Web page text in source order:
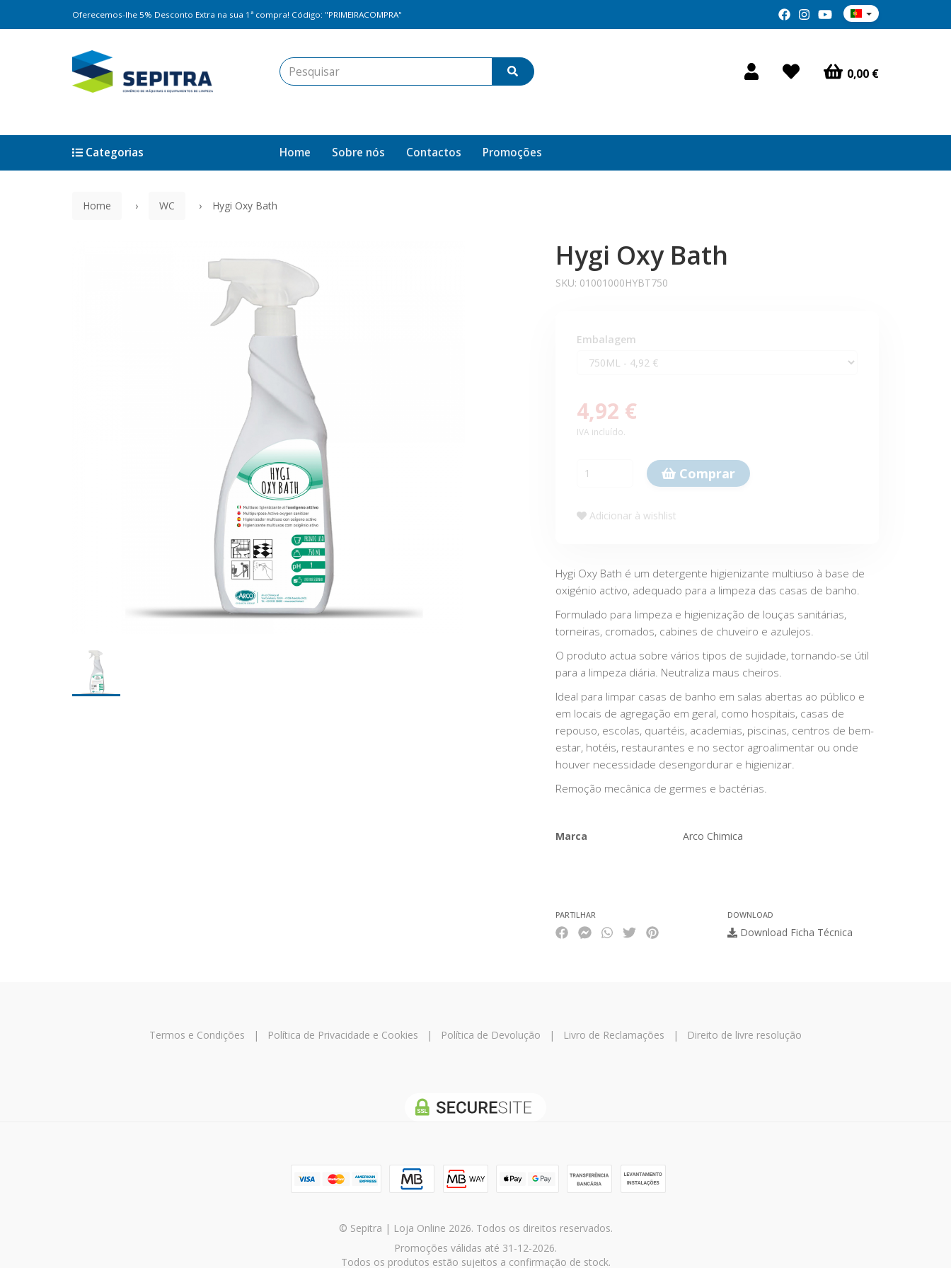
Oferecemos-lhe 5% Desconto Extra na sua 1ª compra! Código: "PRIMEIRACOMPRA"
0,00 €
Home Sobre nós Contactos Promoções
Categorias
Home WC Hygi Oxy Bath
Hygi Oxy Bath
SKU: 01001000HYBT750
Embalagem
4,92 €
IVA incluído.
Comprar
Adicionar à wishlist
Hygi Oxy Bath é um detergente higienizante multiuso à base de
oxigénio activo, adequado para a limpeza das casas de banho.
Formulado para limpeza e higienização de louças sanitárias,
torneiras, cromados, cabines de chuveiro e azulejos.
O produto actua sobre vários tipos de sujidade, tornando-se útil
para a limpeza diária. Neutraliza maus cheiros.
Ideal para limpar casas de banho em salas abertas ao público e
em locais de agregação em geral, como hospitais, casas de
repouso, escolas, quartéis, academias, piscinas, centros de bem-
estar, hotéis, restaurantes e no sector agroalimentar ou onde
houver necessidade desengordurar e higienizar.
Remoção mecânica de germes e bactérias.
Marca
Arco Chimica
PARTILHAR DOWNLOAD
Download Ficha Técnica
Termos e Condições | Política de Privacidade e Cookies | Política de Devolução | Livro de Reclamações | Direito de livre resolução
© Sepitra | Loja Online 2026. Todos os direitos reservados.
Promoções válidas até 31-12-2026.
Todos os produtos estão sujeitos a confirmação de stock.